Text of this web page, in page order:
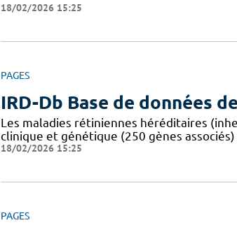
18/02/2026 15:25
PAGES
IRD-Db Base de données
Les maladies rétiniennes héréditaires
clinique et génétique (250 gènes
18/02/2026 15:25
PAGES